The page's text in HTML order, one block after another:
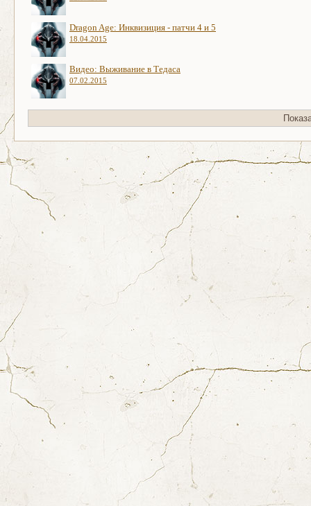
Dragon Age: Инквизиция - патчи 4 и 5
18.04.2015
Видео: Выживание в Тедаса
07.02.2015